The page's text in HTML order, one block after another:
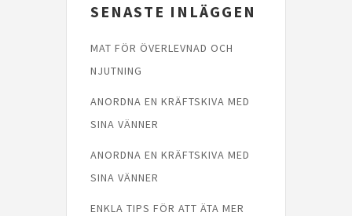
SENASTE INLÄGGEN
MAT FÖR ÖVERLEVNAD OCH
NJUTNING
ANORDNA EN KRÄFTSKIVA MED
SINA VÄNNER
ANORDNA EN KRÄFTSKIVA MED
SINA VÄNNER
ENKLA TIPS FÖR ATT ÄTA MER